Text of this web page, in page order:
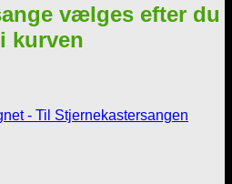
vælges efter du
kurven